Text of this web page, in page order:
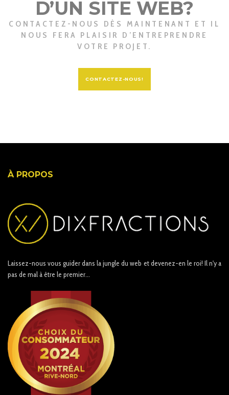
D’UN SITE WEB?
CONTACTEZ-NOUS DÈS MAINTENANT ET IL
NOUS FERA PLAISIR D’ENTREPRENDRE
VOTRE PROJET.
CONTACTEZ-NOUS!
À PROPOS
Laissez-nous vous guider dans la jungle du web et devenez-en le roi! Il n'y a
pas de mal à être le premier...